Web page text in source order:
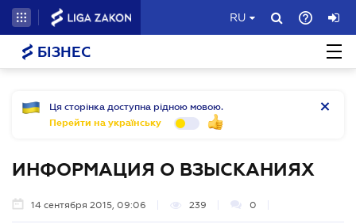
RU
БІЗНЕС
Ця сторінка доступна рідною мовою.
Перейти на українську
ИНФОРМАЦИЯ О ВЗЫСКАНИЯХ
14 сентября 2015, 09:06 239 0